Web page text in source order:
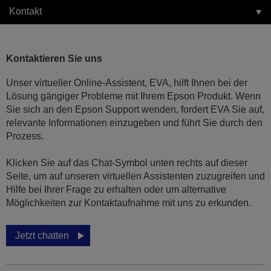
Kontakt
Kontaktieren Sie uns
Unser virtueller Online-Assistent, EVA, hilft Ihnen bei der
Lösung gängiger Probleme mit Ihrem Epson Produkt. Wenn
Sie sich an den Epson Support wenden, fordert EVA Sie auf,
relevante Informationen einzugeben und führt Sie durch den
Prozess.
Klicken Sie auf das Chat-Symbol unten rechts auf dieser
Seite, um auf unseren virtuellen Assistenten zuzugreifen und
Hilfe bei Ihrer Frage zu erhalten oder um alternative
Möglichkeiten zur Kontaktaufnahme mit uns zu erkunden.
Jetzt chatten